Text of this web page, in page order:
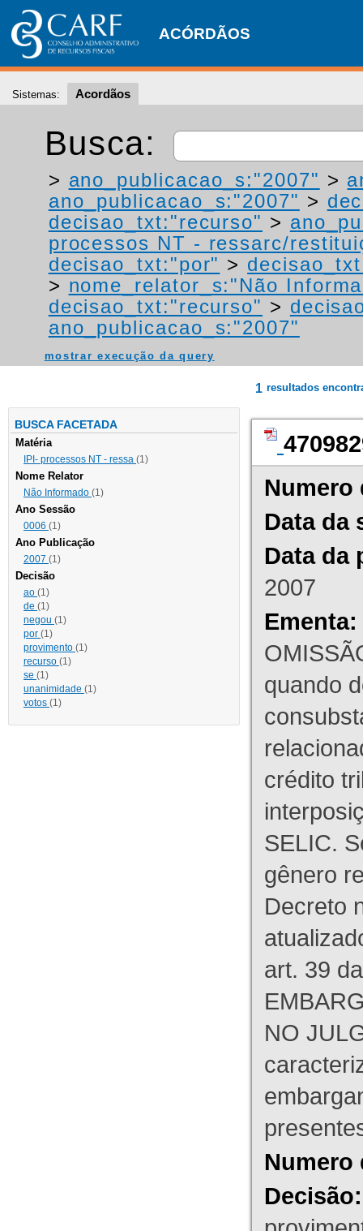
ACÓRDÃOS
Sistemas: Acordãos
Busca:
> ano_publicacao_s:"2007" >
ano_publicacao_s:"2007" >
decisao_txt:"recurso" >
processos NT - ressarc/
decisao_txt:"por" >
> nome_relator_s:"Não
decisao_txt:"recurso" >
ano_publicacao_s:"2007"
mostrar execução da query
BUSCA FACETADA
Matéria
IPI- processos NT - ressa (1)
Nome Relator
Não Informado (1)
Ano Sessão
0006 (1)
Ano Publicação
2007 (1)
Decisão
ao (1)
de (1)
negou (1)
por (1)
provimento (1)
recurso (1)
se (1)
unanimidade (1)
votos (1)
1 resultados
Numero
Data da
Data da
2007
Ementa:
quando
crédito
SELIC.
gênero
Decreto
art. 39
NO
Numero
Decisão: